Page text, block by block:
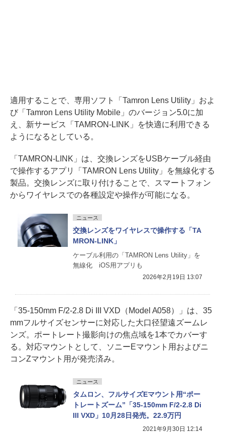
適用することで、専用ソフト「Tamron Lens Utility」およ
び「Tamron Lens Utility Mobile」のバージョン5.0に加
え、新サービス「TAMRON-LINK」を快適に利用できる
ようになるとしている。
「TAMRON-LINK」は、交換レンズをUSBケーブル経由
で操作するアプリ「TAMRON Lens Utility」を無線化する
製品。交換レンズに取り付けることで、スマートフォン
からワイヤレスでの各種設定や操作が可能になる。
ニュース
交換レンズをワイヤレスで操作する「TA
MRON-LINK」
ケーブル利用の「TAMRON Lens Utility」を
無線化 iOS用アプリも
2026年2月19日 13:07
「35-150mm F/2-2.8 Di III VXD（Model A058）」は、35
mmフルサイズセンサーに対応した大口径望遠ズームレ
ンズ。ポートレート撮影向けの焦点域を1本でカバーす
る。対応マウントとして、ソニーEマウント用およびニ
コンZマウント用が発売済み。
ニュース
タムロン、フルサイズEマウント用“ポー
トレートズーム”「35-150mm F/2-2.8 Di
III VXD」10月28日発売。22.9万円
2021年9月30日 12:14